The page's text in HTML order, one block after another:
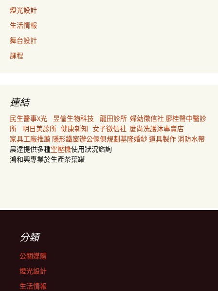
燈光設計
生活情報
舞台設計
課程
連結
民生醫事X光 昱倫生物科技 龍田診所 婦幼徵信社 廖桂聲中醫診
所
明日美診所 健康新知 女子徵信社 麼尚洗護沐專賣店
家具工廠推薦 隱形鐵窗辦公傢俱規劃基隆婚紗道具製作消防水帶
晨達提供多種空壓機使用狀況諮詢
鴻和興專業於生產茶葉罐
分類
公關媒體
燈光設計
生活情報